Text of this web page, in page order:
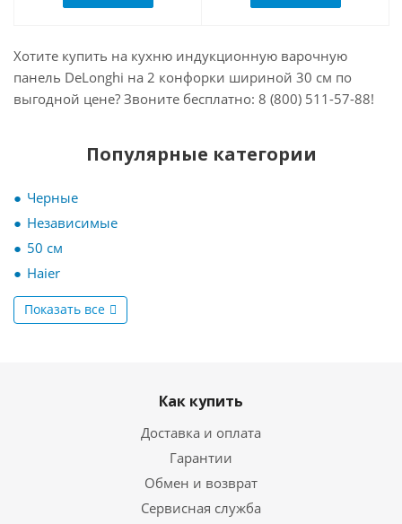
Хотите купить на кухню индукционную варочную
панель DeLonghi на 2 конфорки шириной 30 см по
выгодной цене? Звоните бесплатно: 8 (800) 511-57-88!
Популярные категории
Черные
Независимые
50 см
Haier
Показать все
Как купить
Доставка и оплата
Гарантии
Обмен и возврат
Сервисная служба